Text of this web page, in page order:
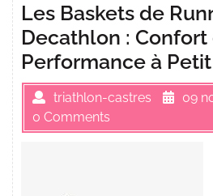
Les Baskets de
Decathlon : Confort
Performance à
triathlon-castres
09
0 Comments